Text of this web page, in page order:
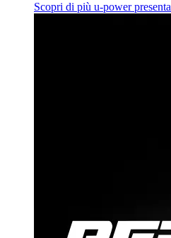
Scopri di più u‑power